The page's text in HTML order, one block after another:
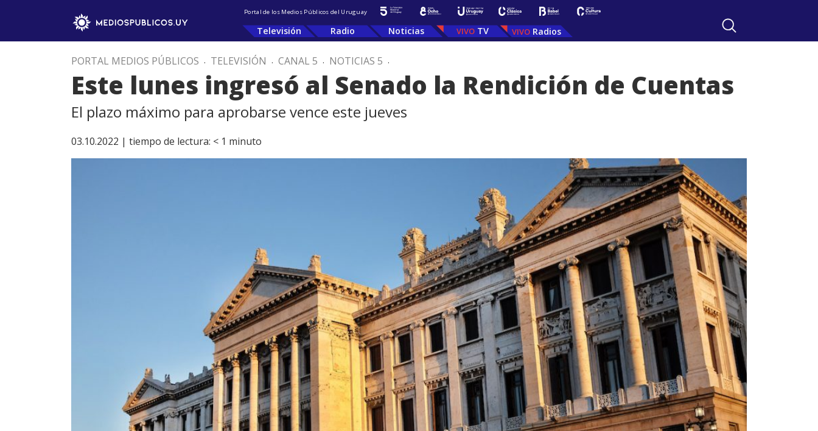
Portal de los Medios Públicos del Uruguay
Televisión Radio Noticias TV Radios
PORTAL MEDIOS PÚBLICOS . TELEVISIÓN . CANAL 5 . NOTICIAS 5 .
Este lunes ingresó al Senado la Rendición de Cuentas
El plazo máximo para aprobarse vence este jueves
03.10.2022 | tiempo de lectura: < 1 minuto